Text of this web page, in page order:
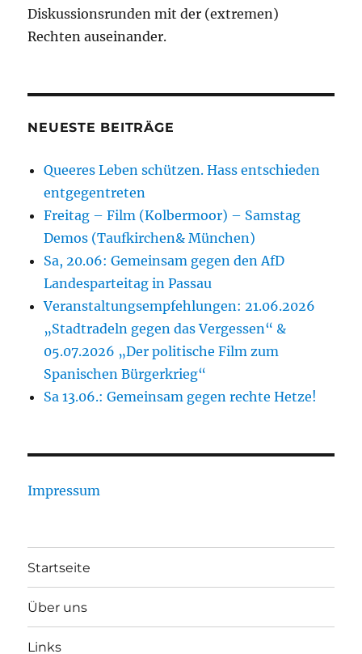
Diskussionsrunden mit der (extremen)
Rechten auseinander.
NEUESTE BEITRÄGE
Queeres Leben schützen. Hass entschieden
entgegentreten
Freitag – Film (Kolbermoor) – Samstag
Demos (Taufkirchen& München)
Sa, 20.06: Gemeinsam gegen den AfD
Landesparteitag in Passau
Veranstaltungsempfehlungen: 21.06.2026
„Stadtradeln gegen das Vergessen“ &
05.07.2026 „Der politische Film zum
Spanischen Bürgerkrieg“
Sa 13.06.: Gemeinsam gegen rechte Hetze!
Impressum
Startseite
Über uns
Links